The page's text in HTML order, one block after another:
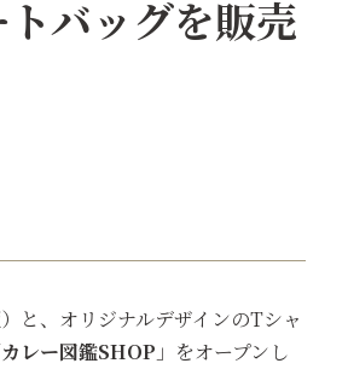
バッグを販売
と、オリジナルデザインのTシャ
カレー図鑑SHOP 」をオープンし